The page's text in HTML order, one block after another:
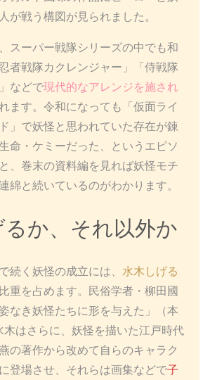
が戦う構図が見られました。
スーパー戦隊シリーズの中でも和
者戦隊カクレンジャー」「侍戦隊
などで現代的なアレンジを施され
ます。令和になっても「仮面ライ
」で妖怪と思われていた存在が錬
命・ケミーだった、というエピソ
、巻末の資料編を見れば妖怪モチ
綿と続いているのがわかります。
るか、それ以外か
続く妖怪の成立には、 水木しげる
重を占めます。民俗学者・柳田國
なき妖怪たちに形を与えた」（本
木はさらに、妖怪を描いた江戸時代
の著作から改めて自らのキャラク
登場させ、それらは画集などで子